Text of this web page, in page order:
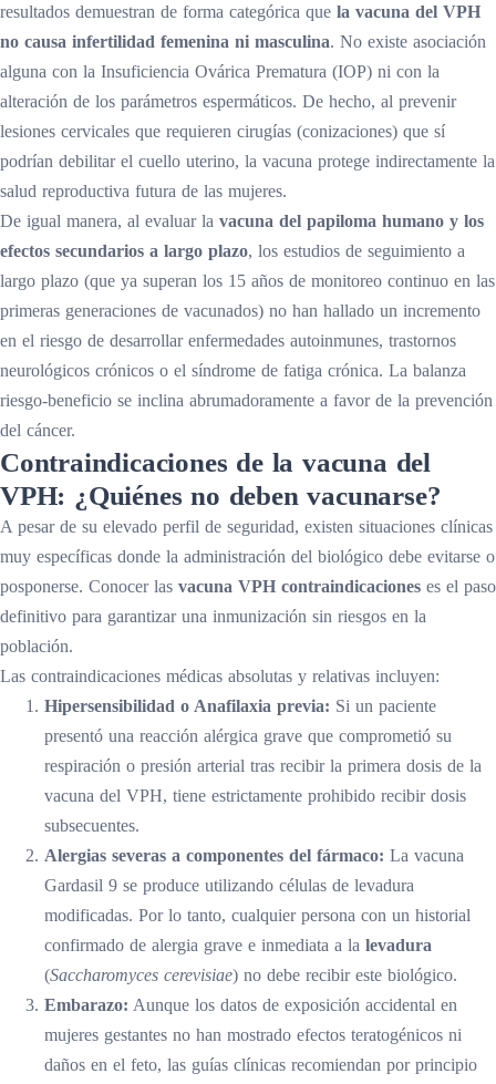
resultados demuestran de forma categórica que la vacuna del VPH
no causa infertilidad femenina ni masculina. No existe asociación
alguna con la Insuficiencia Ovárica Prematura (IOP) ni con la
alteración de los parámetros espermáticos. De hecho, al prevenir
lesiones cervicales que requieren cirugías (conizaciones) que sí
podrían debilitar el cuello uterino, la vacuna protege indirectamente la
salud reproductiva futura de las mujeres.
De igual manera, al evaluar la vacuna del papiloma humano y los
efectos secundarios a largo plazo, los estudios de seguimiento a
largo plazo (que ya superan los 15 años de monitoreo continuo en las
primeras generaciones de vacunados) no han hallado un incremento
en el riesgo de desarrollar enfermedades autoinmunes, trastornos
neurológicos crónicos o el síndrome de fatiga crónica. La balanza
riesgo-beneficio se inclina abrumadoramente a favor de la prevención
del cáncer.
Contraindicaciones de la vacuna del
VPH: ¿Quiénes no deben vacunarse?
A pesar de su elevado perfil de seguridad, existen situaciones clínicas
muy específicas donde la administración del biológico debe evitarse o
posponerse. Conocer las vacuna VPH contraindicaciones es el paso
definitivo para garantizar una inmunización sin riesgos en la
población.
Las contraindicaciones médicas absolutas y relativas incluyen:
Hipersensibilidad o Anafilaxia previa: Si un paciente
presentó una reacción alérgica grave que comprometió su
respiración o presión arterial tras recibir la primera dosis de la
vacuna del VPH, tiene estrictamente prohibido recibir dosis
subsecuentes.
Alergias severas a componentes del fármaco: La vacuna
Gardasil 9 se produce utilizando células de levadura
modificadas. Por lo tanto, cualquier persona con un historial
confirmado de alergia grave e inmediata a la levadura
(Saccharomyces cerevisiae) no debe recibir este biológico.
Embarazo: Aunque los datos de exposición accidental en
mujeres gestantes no han mostrado efectos teratogénicos ni
daños en el feto, las guías clínicas recomiendan por principio